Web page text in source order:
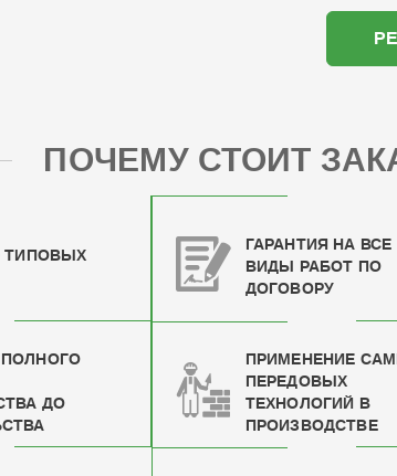
ПОЧЕМУ СТОИТ
ТИПОВЫХ
ГАРАНТИЯ НА ВСЕ
ВИДЫ РАБОТ ПО
ДОГОВОРУ
ДО
ПРИМЕНЕНИЕ
ПЕРЕДОВЫХ
ТЕХНОЛОГИЙ В
ПРОИЗВОДСТВЕ